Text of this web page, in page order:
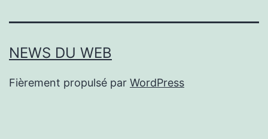
NEWS DU WEB
Fièrement propulsé par WordPress